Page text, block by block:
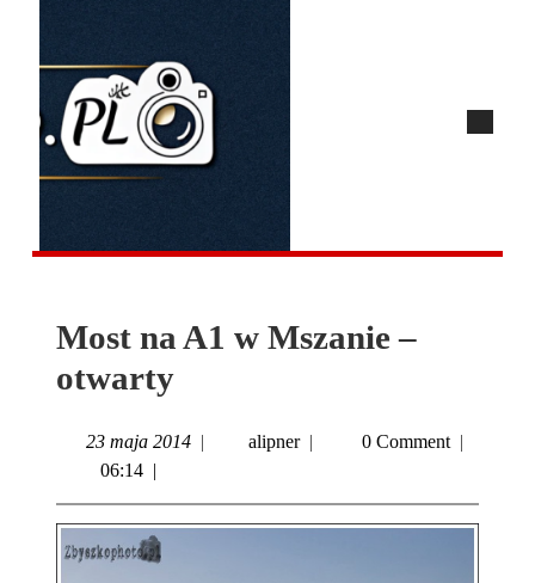
Most na A1 w Mszanie –
otwarty
23 maja 2014 | alipner | 0 Comment |
06:14 |